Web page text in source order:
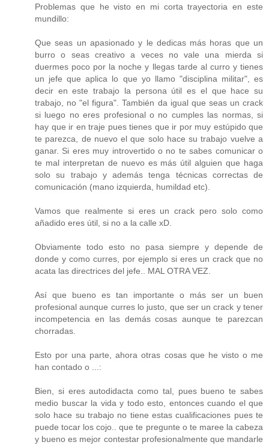
Problemas que he visto en mi corta trayectoria en este
mundillo:
Que seas un apasionado y le dedicas más horas que un
burro o seas creativo a veces no vale una mierda si
duermes poco por la noche y llegas tarde al curro y tienes
un jefe que aplica lo que yo llamo "disciplina militar", es
decir en este trabajo la persona útil es el que hace su
trabajo, no "el figura". También da igual que seas un crack
si luego no eres profesional o no cumples las normas, si
hay que ir en traje pues tienes que ir por muy estúpido que
te parezca, de nuevo el que solo hace su trabajo vuelve a
ganar. Si eres muy introvertido o no te sabes comunicar o
te mal interpretan de nuevo es más útil alguien que haga
solo su trabajo y además tenga técnicas correctas de
comunicación (mano izquierda, humildad etc).
Vamos que realmente si eres un crack pero solo como
añadido eres útil, si no a la calle xD.
Obviamente todo esto no pasa siempre y depende de
donde y como curres, por ejemplo si eres un crack que no
acata las directrices del jefe.. MAL OTRA VEZ.
Así que bueno es tan importante o más ser un buen
profesional aunque curres lo justo, que ser un crack y tener
incompetencia en las demás cosas aunque te parezcan
chorradas.
Esto por una parte, ahora otras cosas que he visto o me
han contado o ...:
Bien, si eres autodidacta como tal, pues bueno te sabes
medio buscar la vida y todo esto, entonces cuando el que
solo hace su trabajo no tiene estas cualificaciones pues te
puede tocar los cojo.. que te pregunte o te maree la cabeza
y bueno es mejor contestar profesionalmente que mandarle